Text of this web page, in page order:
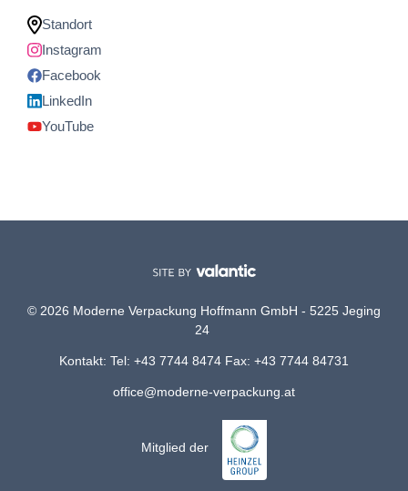
Standort
Instagram
Facebook
LinkedIn
YouTube
© 2026 Moderne Verpackung Hoffmann GmbH - 5225 Jeging
24
Kontakt: Tel: +43 7744 8474 Fax: +43 7744 84731
office@moderne-verpackung.at
Mitglied der